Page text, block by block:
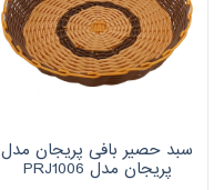
سبد حصیر بافی پریجان مدل
پریجان مدل PRJ1006